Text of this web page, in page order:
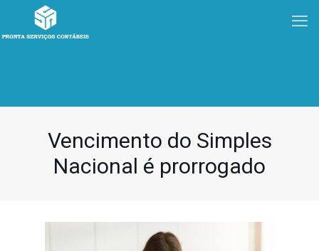
Vencimento do Simples
Nacional é prorrogado